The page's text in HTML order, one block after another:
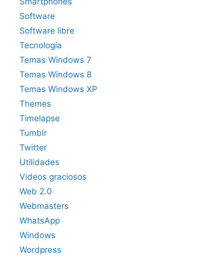
Software
Software libre
Tecnología
Temas Windows 7
Temas Windows 8
Temas Windows XP
Themes
Timelapse
Tumblr
Twitter
Utilidades
Videos graciosos
Web 2.0
Webmasters
WhatsApp
Windows
Wordpress